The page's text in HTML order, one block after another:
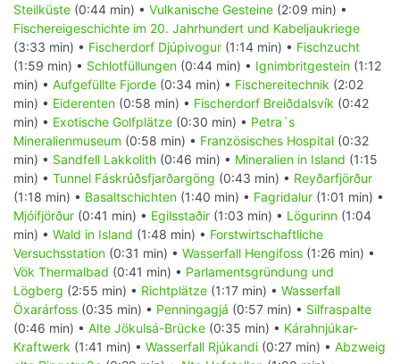
Steilküste (0:44 min) • Vulkanische Gesteine (2:09 min) •
Fischereigeschichte im 20. Jahrhundert und Kabeljaukriege
(3:33 min) • Fischerdorf Djúpivogur (1:14 min) • Fischzucht
(1:59 min) • Schlotfüllungen (0:44 min) • Ignimbritgestein (1:12
min) • Aufgefüllte Fjorde (0:34 min) • Fischereitechnik (2:02
min) • Eiderenten (0:58 min) • Fischerdorf Breiðdalsvík (0:42
min) • Exotische Golfplätze (0:30 min) • Petra´s
Mineralienmuseum (0:58 min) • Französisches Hospital (0:32
min) • Sandfell Lakkolith (0:46 min) • Mineralien in Island (1:15
min) • Tunnel Fáskrúðsfjarðargöng (0:43 min) • Reyðarfjörður
(1:18 min) • Basaltschichten (1:40 min) • Fagridalur (1:01 min) •
Mjóifjörður (0:41 min) • Egilsstaðir (1:03 min) • Lögurinn (1:04
min) • Wald in Island (1:48 min) • Forstwirtschaftliche
Versuchsstation (0:31 min) • Wasserfall Hengifoss (1:26 min) •
Vök Thermalbad (0:41 min) • Parlamentsgründung und
Lögberg (2:55 min) • Richtplätze (1:17 min) • Wasserfall
Öxarárfoss (0:35 min) • Penningagjá (0:57 min) • Silfraspalte
(0:46 min) • Alte Jökulsá-Brücke (0:35 min) • Kárahnjúkar-
Kraftwerk (1:41 min) • Wasserfall Rjúkandi (0:27 min) • Abzweig